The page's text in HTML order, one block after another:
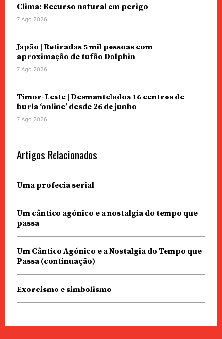
Clima: Recurso natural em perigo
7 Ago 2026
Japão | Retiradas 5 mil pessoas com
aproximação de tufão Dolphin
7 Ago 2026
Timor-Leste | Desmantelados 16 centros de
burla ‘online’ desde 26 de junho
7 Ago 2026
Artigos Relacionados
Uma profecia serial
Um cântico agónico e a nostalgia do tempo que
passa
Um Cântico Agónico e a Nostalgia do Tempo que
Passa (continuação)
Exorcismo e simbolismo